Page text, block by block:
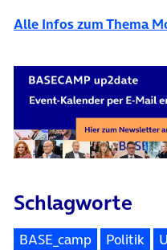
Alle Infos zum Thema
Schlagworte
BASE_camp Politik